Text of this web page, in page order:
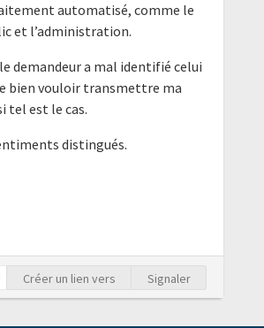
automatisé, comme le
et l’administration.
demandeur a mal identifié celui
bien vouloir transmettre ma
tel est le cas.
distingués.
Créer un lien vers Signaler